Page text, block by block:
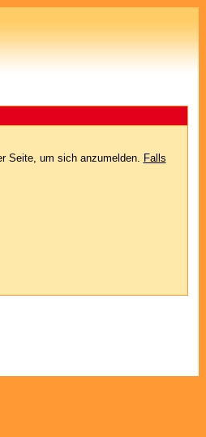
Seite, um sich anzumelden. Falls